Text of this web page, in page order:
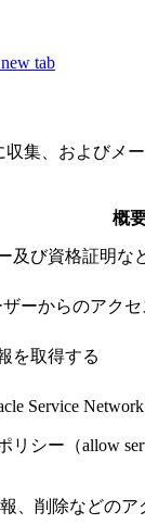
tab
集、および
概
及び資格証明な
ーからのアク
を取得する
Service
シー（allow
、削除などの